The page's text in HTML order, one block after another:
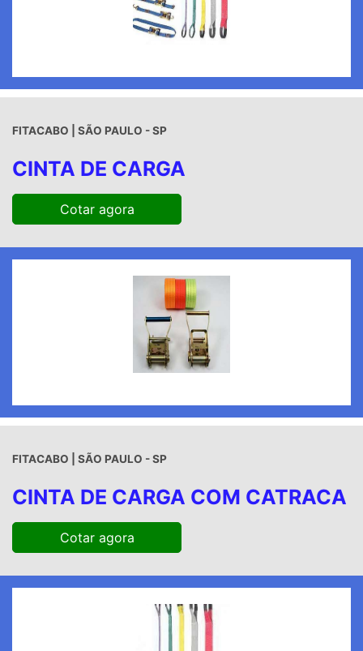
FITACABO | SÃO PAULO - SP
CINTA DE CARGA
Cotar agora
FITACABO | SÃO PAULO - SP
CINTA DE CARGA COM CATRACA
Cotar agora